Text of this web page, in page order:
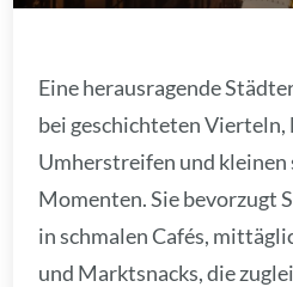
Eine herausragende
bei geschichteten Vierteln,
Umherstreifen und kleinen
Momenten. Sie bevorzugt
in schmalen Cafés,
und Marktsnacks, die